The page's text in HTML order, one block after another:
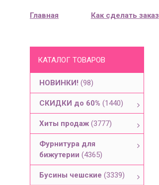
Главная Как сделать заказ
КАТАЛОГ ТОВАРОВ
НОВИНКИ! (98)
СКИДКИ до 60% (1440)
Хиты продаж (3777)
Фурнитура для
бижутерии (4365)
Бусины чешские (3339)